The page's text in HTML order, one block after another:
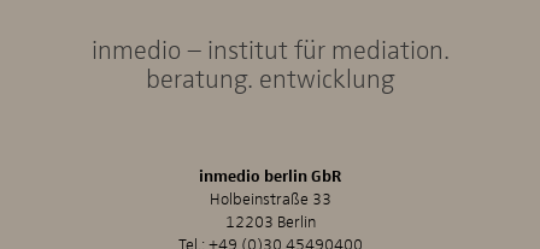
inmedio – institut für mediation.
beratung. entwicklung
inmedio berlin GbR
Holbeinstraße 33
12203 Berlin
Tel.:+49 (0)30 45490400